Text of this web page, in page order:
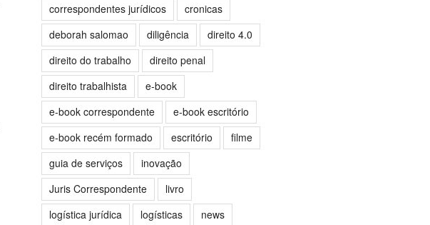
correspondentes jurídicos
cronicas
deborah salomao
diligência
direito 4.0
direito do trabalho
direito penal
direito trabalhista
e-book
e-book correspondente
e-book escritório
e-book recém formado
escritório
filme
guia de serviços
inovação
Juris Correspondente
livro
logística jurídica
logísticas news